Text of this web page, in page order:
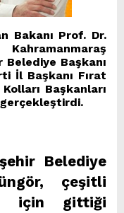
Bakanı Prof. Dr.
Başkanı
İl Başkanı Fırat
Başkanları
Belediye
çeşitli
için gittiği